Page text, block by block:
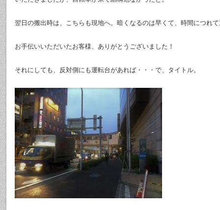
翌日の搬出時は、こちらも現地へ。暗くなるのは早くて、時間につれ
お手伝いいただいたお客様、ありがとうございました！
それにしても、反対側にも運転台があれば・・・で、タイトル。